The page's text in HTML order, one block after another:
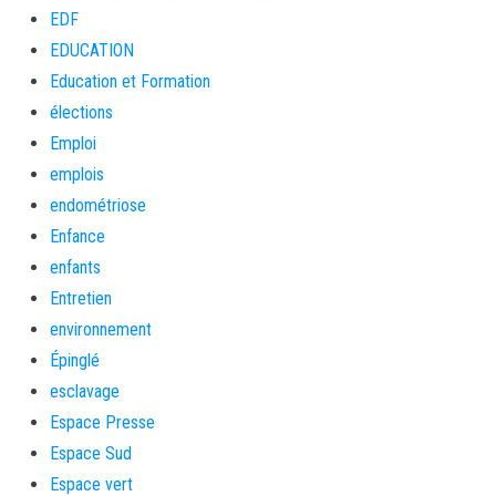
EDF
EDUCATION
Education et Formation
élections
Emploi
emplois
endométriose
Enfance
enfants
Entretien
environnement
Épinglé
esclavage
Espace Presse
Espace Sud
Espace vert